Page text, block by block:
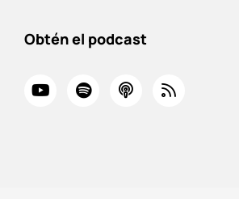
Obtén el podcast